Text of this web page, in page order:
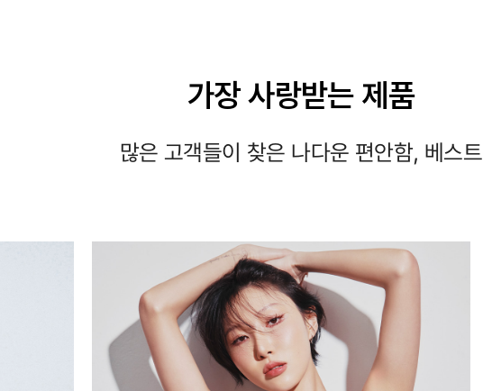
가장 사랑받는 제품
많은 고객들이 찾은 나다운 편안함, 베스트